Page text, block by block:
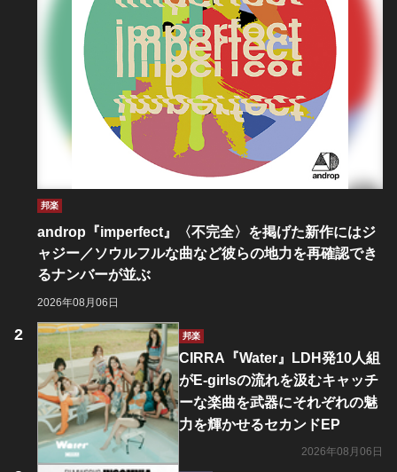
邦楽
androp『imperfect』〈不完全〉を掲げた新作にはジ
ャジー／ソウルフルな曲など彼らの地力を再確認でき
るナンバーが並ぶ
2026年08月06日
邦楽
CIRRA『Water』LDH発10人組
がE-girlsの流れを汲むキャッチ
ーな楽曲を武器にそれぞれの魅
力を輝かせるセカンドEP
2026年08月06日